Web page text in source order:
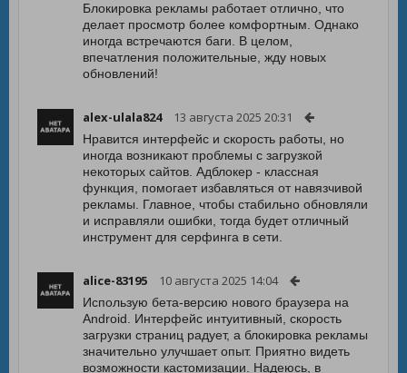
Блокировка рекламы работает отлично, что
делает просмотр более комфортным. Однако
иногда встречаются баги. В целом,
впечатления положительные, жду новых
обновлений!
alex-ulala824 13 августа 2025 20:31
Нравится интерфейс и скорость работы, но
иногда возникают проблемы с загрузкой
некоторых сайтов. Адблокер - классная
функция, помогает избавляться от навязчивой
рекламы. Главное, чтобы стабильно обновляли
и исправляли ошибки, тогда будет отличный
инструмент для серфинга в сети.
alice-83195 10 августа 2025 14:04
Использую бета-версию нового браузера на
Android. Интерфейс интуитивный, скорость
загрузки страниц радует, а блокировка рекламы
значительно улучшает опыт. Приятно видеть
возможности кастомизации. Надеюсь, в